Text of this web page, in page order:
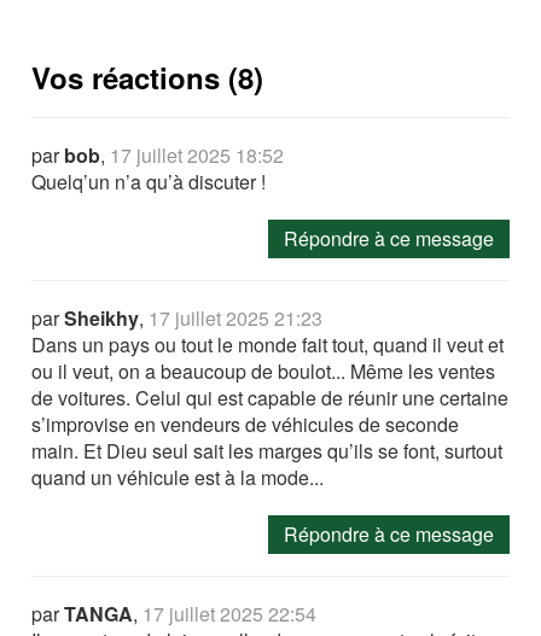
Vos réactions (8)
parbob, 17 juillet 2025 18:52
Quelq’un n’a qu’à discuter !
Répondre à ce message
parSheikhy, 17 juillet 2025 21:23
Dans un pays ou tout le monde fait tout, quand il veut et
ou il veut, on a beaucoup de boulot... Même les ventes
de voitures. Celui qui est capable de réunir une certaine
s’improvise en vendeurs de véhicules de seconde
main. Et Dieu seul sait les marges qu’ils se font, surtout
quand un véhicule est à la mode...
Répondre à ce message
parTANGA, 17 juillet 2025 22:54